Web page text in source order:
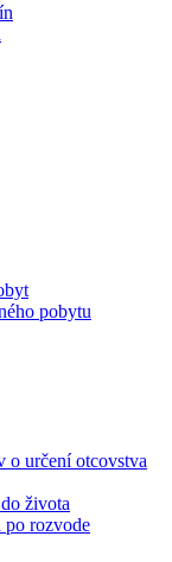
pobytu
o určení otcovstva
života
po rozvode